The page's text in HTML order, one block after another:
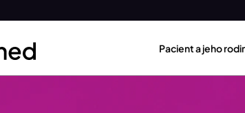
Pacient a jeho